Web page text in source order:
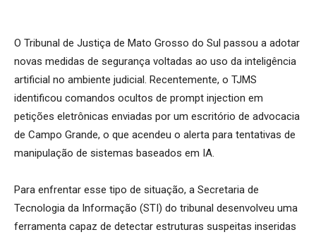
O Tribunal de Justiça de Mato Grosso do Sul passou a adotar
novas medidas de segurança voltadas ao uso da inteligência
artificial no ambiente judicial. Recentemente, o TJMS
identificou comandos ocultos de prompt injection em
petições eletrônicas enviadas por um escritório de advocacia
de Campo Grande, o que acendeu o alerta para tentativas de
manipulação de sistemas baseados em IA.
Para enfrentar esse tipo de situação, a Secretaria de
Tecnologia da Informação (STI) do tribunal desenvolveu uma
ferramenta capaz de detectar estruturas suspeitas inseridas